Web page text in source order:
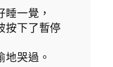
一覺，
按下了暫停
哭過。